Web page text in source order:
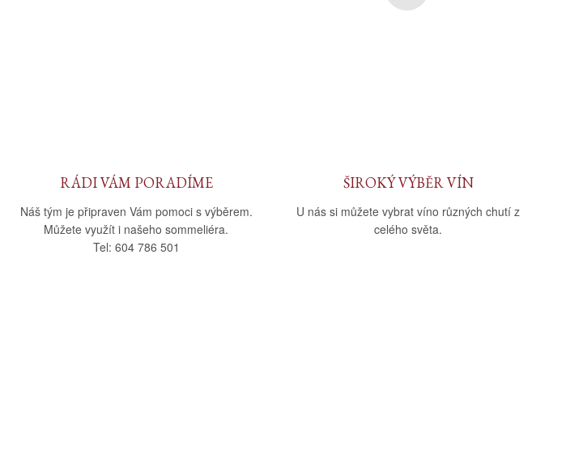
RÁDI VÁM PORADÍME
Náš tým je připraven Vám pomoci s výběrem.
Můžete využít i našeho sommeliéra.
Tel: 604 786 501
ŠIROKÝ VÝBĚR VÍN
U nás si můžete vybrat víno různých chutí z
celého světa.